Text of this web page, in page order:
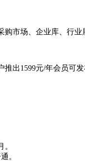
市场、企业库、行
出1599元/年会员
。